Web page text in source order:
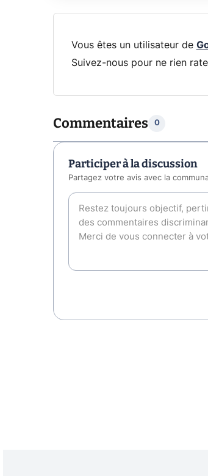
Vous êtes un utilisateur de
Suivez-nous pour ne rien
Commentaires 0
Participer à la discussion
Partagez votre avis avec la